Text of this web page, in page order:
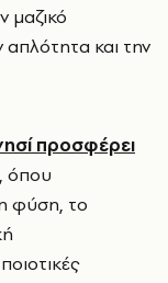
μαζικό
και την
προσφέρει
, όπου
φύση, το